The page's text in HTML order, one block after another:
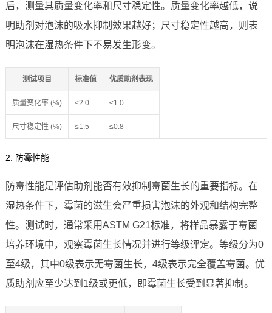
后，测量其质量变化率和尺寸稳定性。质量变化率越低，说
明助剂对泡沫的吸水抑制效果越好；尺寸稳定性越高，则表
明泡沫在湿热条件下不易发生形变。
测试项目 标准值 优质助剂表现
质量变化率 (%) ≤2.0 ≤1.0
尺寸稳定性 (%) ≤1.5 ≤0.8
2. 防霉性能
防霉性能是评估助剂能否有效抑制霉菌生长的重要指标。在
湿热条件下，霉菌的滋生会严重损害泡沫的外观和结构完整
性。测试时，通常采用ASTM G21标准，将样品暴露于霉菌
培养环境中，观察霉菌生长情况并进行等级评定。等级分为0
至4级，其中0级表示无霉菌生长，4级表示完全覆盖霉菌。优
质助剂应至少达到1级或更低，即霉菌生长受到显著抑制。